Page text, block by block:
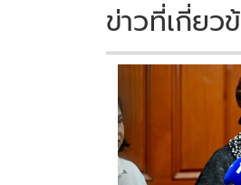
ข่าวที่เกี่ยว